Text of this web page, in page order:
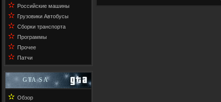
✫ Российские машины
✫ Грузовики Автобусы
✫ Сборки транспорта
✫ Программы
✫ Прочее
✫ Патчи
GTA SA
✫ Обзор